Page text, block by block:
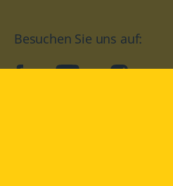
Besuchen Sie uns auf:
facebookYouTube Instagram